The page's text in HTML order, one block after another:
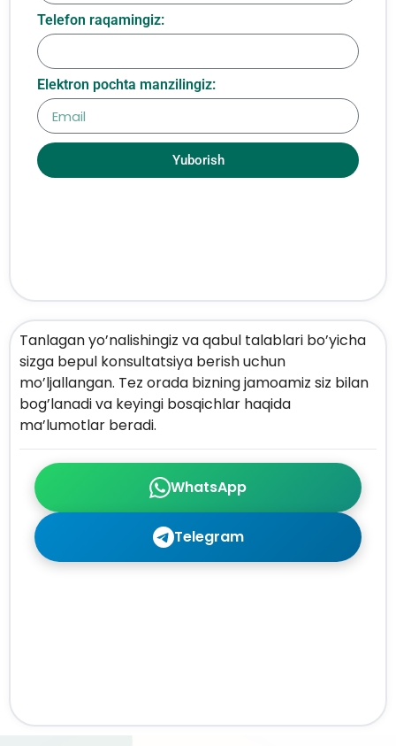
WhatsApp
Telegram
Tanlagan yo’nalishingiz va qabul talablari bo’yicha
sizga bepul konsultatsiya berish uchun
mo’ljallangan. Tez orada bizning jamoamiz siz bilan
bog’lanadi va keyingi bosqichlar haqida
ma’lumotlar beradi.
Telefon raqamingiz:
Elektron pochta manzilingiz:
Yuborish